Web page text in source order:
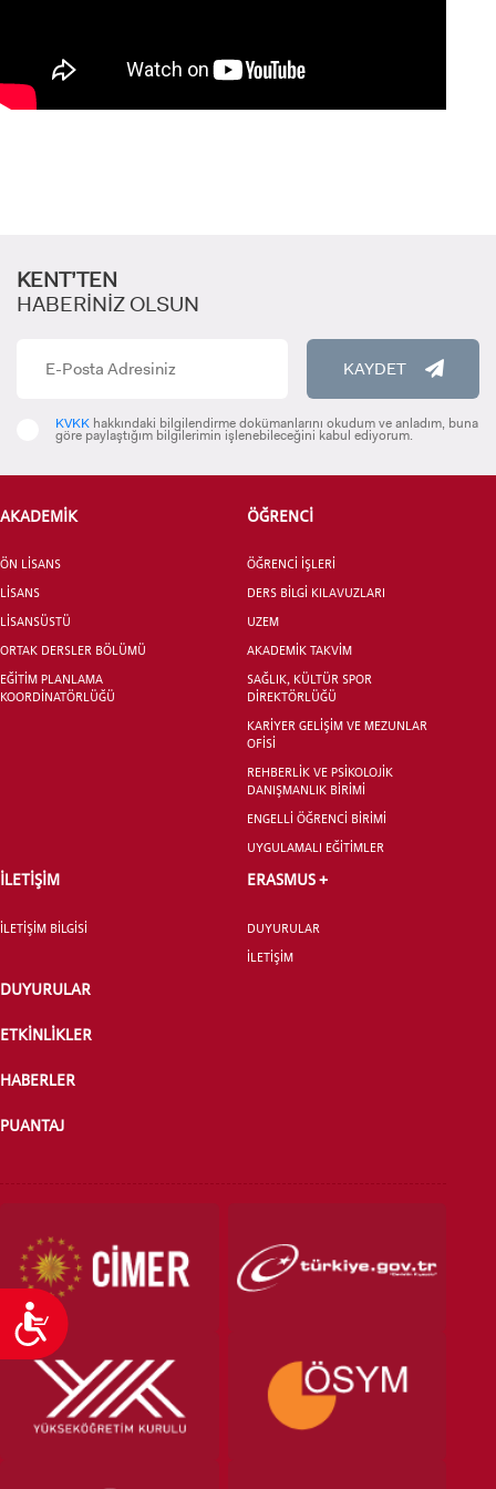
Ulaşılabilirlik
ADAY ÖĞRENCİ
STUDENT
LİSANSÜSTÜ EĞİTİM ENSTİTÜSÜ
ADAYLARI
YATAY GEÇİŞ
KENT’TEN
HABERİNİZ OLSUN
KAYDET
KVKK hakkındaki bilgilendirme dokümanlarını okudum ve anladım, buna
göre paylaştığım bilgilerimin işlenebileceğini kabul ediyorum.
AKADEMİK
ÖN LİSANS
LİSANS
LİSANSÜSTÜ
ORTAK DERSLER BÖLÜMÜ
EĞİTİM PLANLAMA
KOORDİNATÖRLÜĞÜ
ÖĞRENCİ
ÖĞRENCİ İŞLERİ
DERS BİLGİ KILAVUZLARI
UZEM
AKADEMİK TAKVİM
SAĞLIK, KÜLTÜR SPOR
DİREKTÖRLÜĞÜ
KARİYER GELİŞİM VE MEZUNLAR
OFİSİ
REHBERLİK VE PSİKOLOJİK
DANIŞMANLIK BİRİMİ
ENGELLİ ÖĞRENCİ BİRİMİ
UYGULAMALI EĞİTİMLER
İLETİŞİM
İLETİŞİM BİLGİSİ
ERASMUS +
DUYURULAR
İLETİŞİM
DUYURULAR
ETKİNLİKLER
HABERLER
PUANTAJ